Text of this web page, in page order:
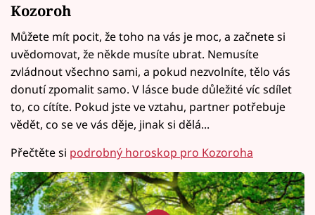
Kozoroh
Můžete mít pocit, že toho na vás je moc, a začnete si
uvědomovat, že někde musíte ubrat. Nemusíte
zvládnout všechno sami, a pokud nezvolníte, tělo vás
donutí zpomalit samo. V lásce bude důležité víc sdílet
to, co cítíte. Pokud jste ve vztahu, partner potřebuje
vědět, co se ve vás děje, jinak si dělá...
Přečtěte si podrobný horoskop pro Kozoroha